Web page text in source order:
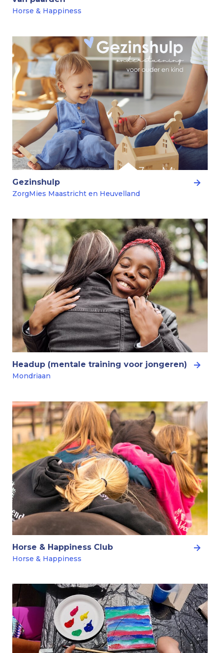
Horse & Happiness
Gezinshulp
ZorgMies Maastricht en Heuvelland
Headup (mentale training voor jongeren)
Mondriaan
Horse & Happiness Club
Horse & Happiness